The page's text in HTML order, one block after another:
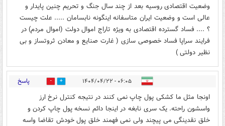
وضعیت اقتصادی روسیه بعد از چند سال جنگ و تحریم چنین پایدار و
عالی است و وضعیت ایران متاسفانه اینگونه نابسامان ..... علت چیست
؟ .... فساد گسترده اقتصادی به ویژه تاراج اموال دولت (اموال مردم) در
فرایند سراپا فساد خصوصی سازی ( غارت صنایع و معادن ثروتساز و بی
نظیر دولتی )
۰۶:۰۵ - ۱۴۰۴/۰۴/۲۲ 3 پاسخ
اونجا مثل ما کشکی پول چاپ نمی کنند در نتیجه کنترل نرخ ارز
واسشون راحته. یک سری نابغه در اینجا دائم نسخه پول چاپ کردن و
خلق نقدینگی می پیچند ولی نمی فهمند خلق پول خودش تقاضا واسه